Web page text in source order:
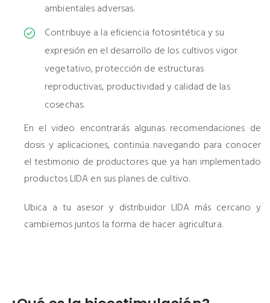
ambientales adversas.
Contribuye a la eficiencia fotosintética y su
expresión en el desarrollo de los cultivos vigor
vegetativo, protección de estructuras
reproductivas, productividad y calidad de las
cosechas.
En el video encontrarás algunas recomendaciones de
dosis y aplicaciones, continúa navegando para conocer
el testimonio de productores que ya han implementado
productos LIDA en sus planes de cultivo.
Ubica a tu asesor y distribuidor LIDA más cercano y
cambiemos juntos la forma de hacer agricultura.